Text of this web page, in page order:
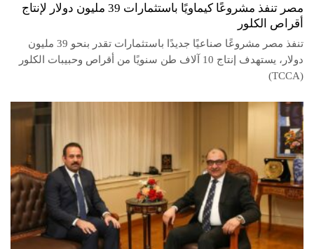
مصر تنفذ مشروعًا كيماويًا باستثمارات 39 مليون دولار لإنتاج
أقراص الكلور
تنفذ مصر مشروعًا صناعيًا جديدًا باستثمارات تقدر بنحو 39 مليون
دولار، يستهدف إنتاج 10 آلاف طن سنويًا من أقراص وحبيبات الكلور
(TCCA)